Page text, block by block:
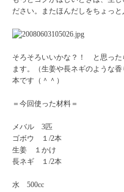
ださい。またほんだしをちょっと
そろそろいいかな？！ と思った
ます。（生姜や長ネギのような
本です（＾＾）
＝今回使った材料＝
メバル 3匹
ゴボウ １/2本
生姜 １かけ
長ネギ １/2本
水 500cc